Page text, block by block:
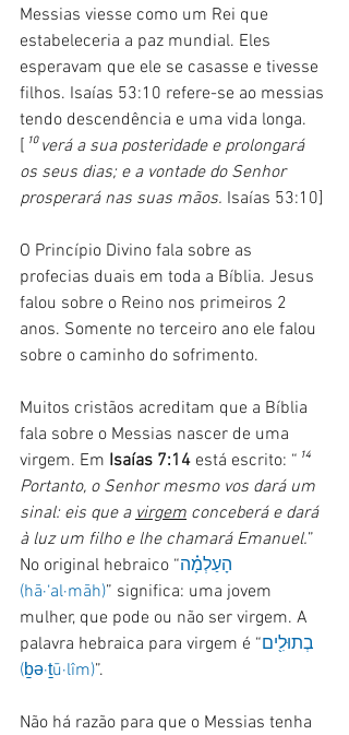
Messias viesse como um Rei que
estabeleceria a paz mundial. Eles
esperavam que ele se casasse e tivesse
filhos. Isaías 53:10 refere-se ao messias
tendo descendência e uma vida longa.
[ ¹⁰ verá a sua posteridade e prolongará
os seus dias; e a vontade do Senhor
prosperará nas suas mãos. Isaías 53:10]
O Princípio Divino fala sobre as
profecias duais em toda a Bíblia. Jesus
falou sobre o Reino nos primeiros 2
anos. Somente no terceiro ano ele falou
sobre o caminho do sofrimento.
Muitos cristãos acreditam que a Bíblia
fala sobre o Messias nascer de uma
virgem. Em Isaías 7:14 está escrito: “ ¹⁴
Portanto, o Senhor mesmo vos dará um
sinal: eis que a virgem conceberá e dará
à luz um filho e lhe chamará Emanuel.”
No original hebraico “הָעַלְמָ֗ה
(hā·‘al·māh)” significa: uma jovem
mulher, que pode ou não ser virgem. A
palavra hebraica para virgem é “בְתוּלִ֖ים
(ḇə·ṯū·lîm)”.
Não há razão para que o Messias tenha